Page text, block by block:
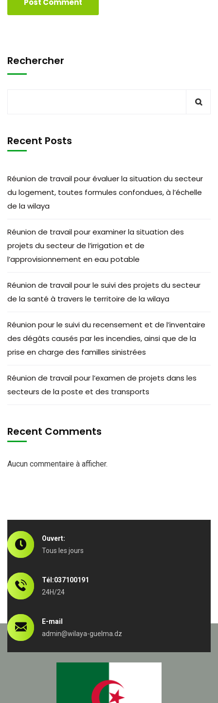
Rechercher
Recent Posts
Réunion de travail pour évaluer la situation du secteur
du logement, toutes formules confondues, à l’échelle
de la wilaya
Réunion de travail pour examiner la situation des
projets du secteur de l’irrigation et de
l’approvisionnement en eau potable
Réunion de travail pour le suivi des projets du secteur
de la santé à travers le territoire de la wilaya
Réunion pour le suivi du recensement et de l’inventaire
des dégâts causés par les incendies, ainsi que de la
prise en charge des familles sinistrées
Réunion de travail pour l’examen de projets dans les
secteurs de la poste et des transports
Recent Comments
Aucun commentaire à afficher.
Ouvert:
Tous les jours
Tél:037100191
24H/24
E-mail
admin@wilaya-guelma.dz